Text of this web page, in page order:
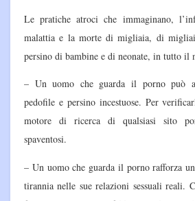
Le pratiche atroci che immaginano,
malattia e la morte di migliaia, di
persino di bambine e di neonate, in tutto il
– Un uomo che guarda il porno può
pedofile e persino incestuose. Per
motore di ricerca di qualsiasi sito
spaventosi.
– Un uomo che guarda il porno rafforza
tirannia nelle sue relazioni sessuali reali.